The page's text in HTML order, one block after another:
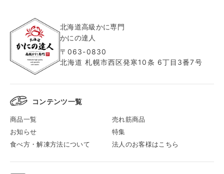
北海道高級かに専門
かにの達人
〒063-0830
北海道 札幌市西区発寒10条 6丁目3番7号
コンテンツ一覧
商品一覧
売れ筋商品
お知らせ
特集
食べ方・解凍方法について
法人のお客様はこちら